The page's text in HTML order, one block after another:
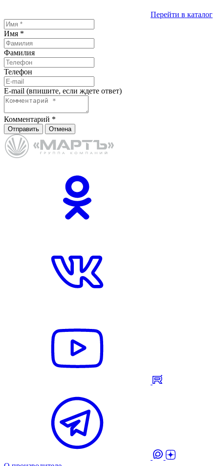
Перейти в каталог
Имя *
Фамилия
Телефон
E-mail (впишите, если ждете ответ)
Комментарий *
Отправить Отмена